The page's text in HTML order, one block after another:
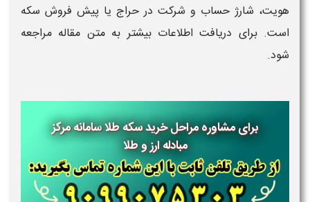
هویت، شارژ حساب و شرکت در حراج یا پیش‌ فروش سکه
است. برای دریافت اطلاعات بیشتر به متن مقاله مراجعه
شود.
برای مشاوره مراحل خرید سکه طلاسامانه مرکز
مبادله ارز و طلا